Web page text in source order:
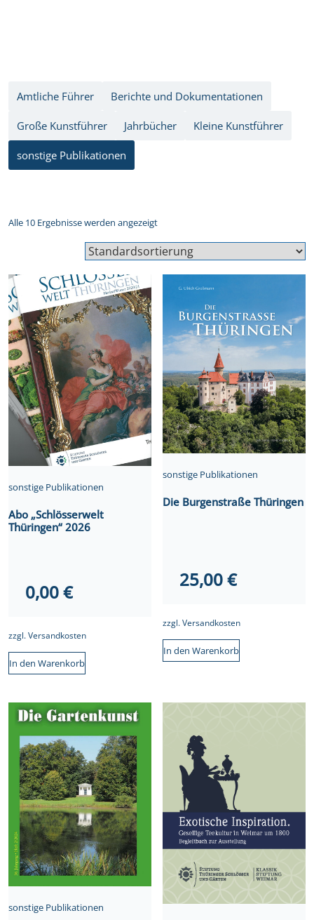
Amtliche Führer Berichte und Dokumentationen
Große Kunstführer Jahrbücher Kleine Kunstführer
sonstige Publikationen
Alle 10 Ergebnisse werden angezeigt
sonstige Publikationen
Abo „Schlösserwelt
Thüringen“ 2026
0,00€
zzgl.Versandkosten
In den Warenkorb
sonstige Publikationen
Die Burgenstraße Thüringen
25,00€
zzgl.Versandkosten
In den Warenkorb
sonstige Publikationen